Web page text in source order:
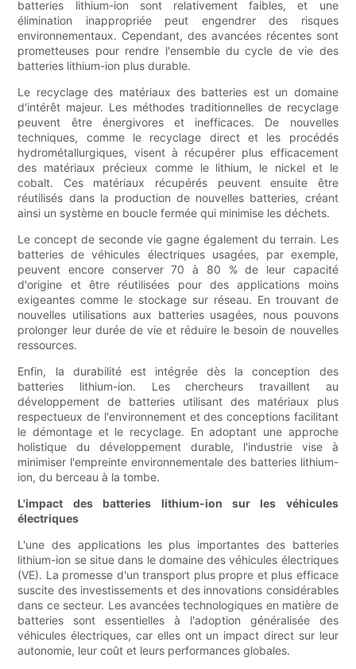
batteries lithium-ion sont relativement faibles, et une
élimination inappropriée peut engendrer des risques
environnementaux. Cependant, des avancées récentes sont
prometteuses pour rendre l'ensemble du cycle de vie des
batteries lithium-ion plus durable.
Le recyclage des matériaux des batteries est un domaine
d'intérêt majeur. Les méthodes traditionnelles de recyclage
peuvent être énergivores et inefficaces. De nouvelles
techniques, comme le recyclage direct et les procédés
hydrométallurgiques, visent à récupérer plus efficacement
des matériaux précieux comme le lithium, le nickel et le
cobalt. Ces matériaux récupérés peuvent ensuite être
réutilisés dans la production de nouvelles batteries, créant
ainsi un système en boucle fermée qui minimise les déchets.
Le concept de seconde vie gagne également du terrain. Les
batteries de véhicules électriques usagées, par exemple,
peuvent encore conserver 70 à 80 % de leur capacité
d'origine et être réutilisées pour des applications moins
exigeantes comme le stockage sur réseau. En trouvant de
nouvelles utilisations aux batteries usagées, nous pouvons
prolonger leur durée de vie et réduire le besoin de nouvelles
ressources.
Enfin, la durabilité est intégrée dès la conception des
batteries lithium-ion. Les chercheurs travaillent au
développement de batteries utilisant des matériaux plus
respectueux de l'environnement et des conceptions facilitant
le démontage et le recyclage. En adoptant une approche
holistique du développement durable, l'industrie vise à
minimiser l'empreinte environnementale des batteries lithium-
ion, du berceau à la tombe.
L'impact des batteries lithium-ion sur les véhicules
électriques
L'une des applications les plus importantes des batteries
lithium-ion se situe dans le domaine des véhicules électriques
(VE). La promesse d'un transport plus propre et plus efficace
suscite des investissements et des innovations considérables
dans ce secteur. Les avancées technologiques en matière de
batteries sont essentielles à l'adoption généralisée des
véhicules électriques, car elles ont un impact direct sur leur
autonomie, leur coût et leurs performances globales.